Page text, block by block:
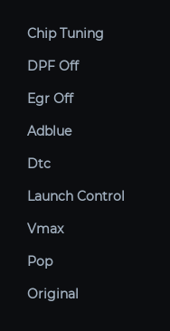
Chip Tuning
DPF Off
Egr Off
Adblue
Dtc
Launch Control
Vmax
Pop
Original